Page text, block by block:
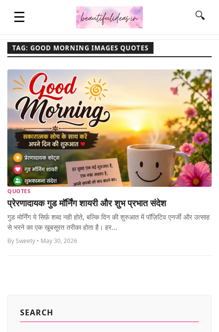
☰
QUOTES
LIFESTYLE
FASHION & STYLE
CONTACT NAME IDEAS
MORE
🔍
TAG: GOOD MORNING IMAGES QUOTES
QUOTES
प्रेरणादायक गुड मॉर्निंग शायरी और शुभ प्रभात संदेश
गुड मोर्निंग ये सिर्फ़ शब्द नही होते, बल्कि दिन की शुरुआत में पॉज़िटिव एनर्जी और उत्साह
से भरने का एक खूबसूरत तरीका होता है। हर...
By Sweety • May 30, 2026
SEARCH